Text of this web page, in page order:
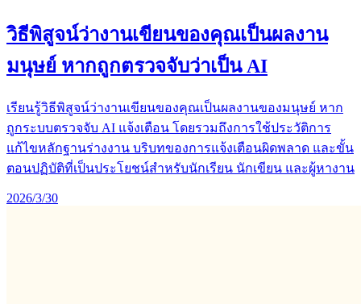
วิธีพิสูจน์ว่างานเขียนของคุณเป็นผลงาน
มนุษย์ หากถูกตรวจจับว่าเป็น AI
เรียนรู้วิธีพิสูจน์ว่างานเขียนของคุณเป็นผลงานของมนุษย์ หาก
ถูกระบบตรวจจับ AI แจ้งเตือน โดยรวมถึงการใช้ประวัติการ
แก้ไขหลักฐานร่างงาน บริบทของการแจ้งเตือนผิดพลาด และขั้น
ตอนปฏิบัติที่เป็นประโยชน์สำหรับนักเรียน นักเขียน และผู้หางาน
2026/3/30